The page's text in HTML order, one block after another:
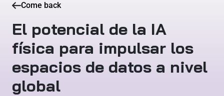
Come back
El potencial de la IA
física para impulsar los
espacios de datos a nivel
global